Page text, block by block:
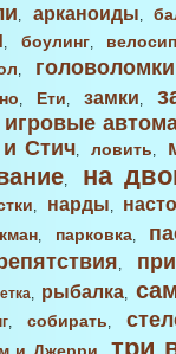
, арканоиды,
, боулинг,
, головоломки
, Ети, замки,
игровые
Стич,ловить,
, на
, нарды,
, парковка,
,
, рыбалка,
, собирать,
три